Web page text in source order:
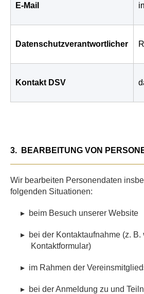
E-Mail
Datenschutzverantwortlicher
Kontakt DSV
3. BEARBEITUNG VON
Wir bearbeiten Personendaten
folgenden Situationen:
▸ beim Besuch unserer Website
▸ bei der Kontaktaufnahme (z.
Kontaktformular)
▸ im Rahmen der
▸ bei der Anmeldung zu und